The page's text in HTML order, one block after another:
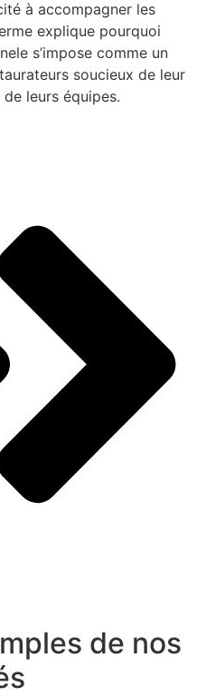
à accompagner les
explique pourquoi
s’impose comme un
soucieux de leur
leurs équipes.
de nos